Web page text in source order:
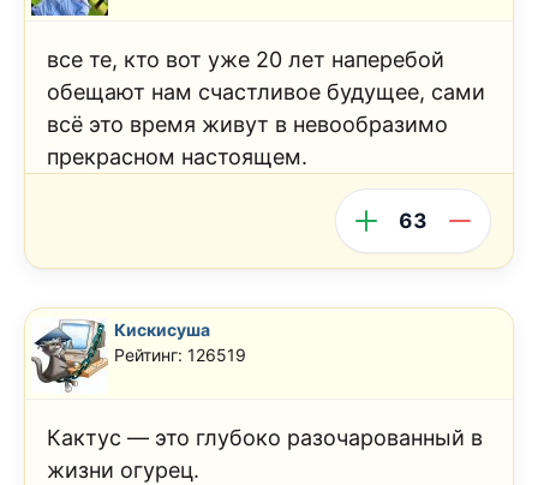
все те, кто вот уже 20 лет наперебой
обещают нам счастливое будущее, сами
всё это время живут в невообразимо
прекрасном настоящем.
63
Кискисуша
Рейтинг: 126519
Кактус — это глубоко разочарованный в
жизни огурец.